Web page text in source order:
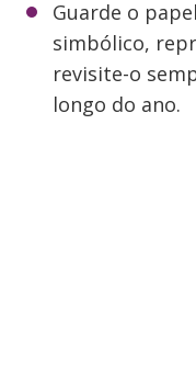
Guarde o
simbólico,
revisite-o
longo do ano.